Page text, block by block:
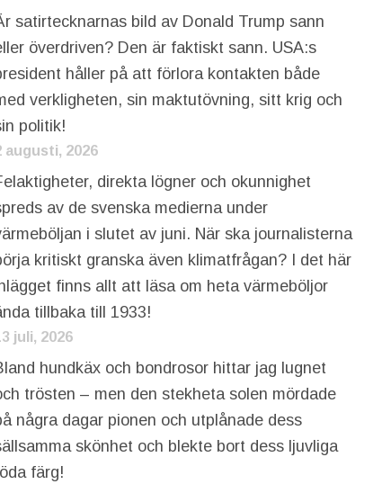
satirtecknarnas bild av Donald Trump sann
överdriven? Den är faktiskt sann. USA:s
håller på att förlora kontakten både
verkligheten, sin maktutövning, sitt krig och
politik!
augusti, 2026
direkta lögner och okunnighet
av de svenska medierna under
i slutet av juni. När ska journalisterna
kritiskt granska även klimatfrågan? I det här
finns allt att läsa om heta värmeböljor
tillbaka till 1933!
juli, 2026
hundkäx och bondrosor hittar jag lugnet
trösten – men den stekheta solen mördade
några dagar pionen och utplånade dess
skönhet och blekte bort dess ljuvliga
färg!